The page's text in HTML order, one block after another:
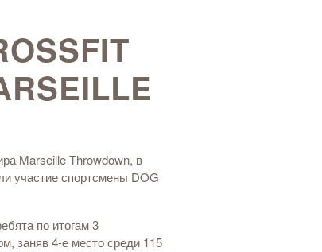
Marseille Throwdown, в
участие спортсмены DOG
по итогам 3
заняв 4-е место среди 115